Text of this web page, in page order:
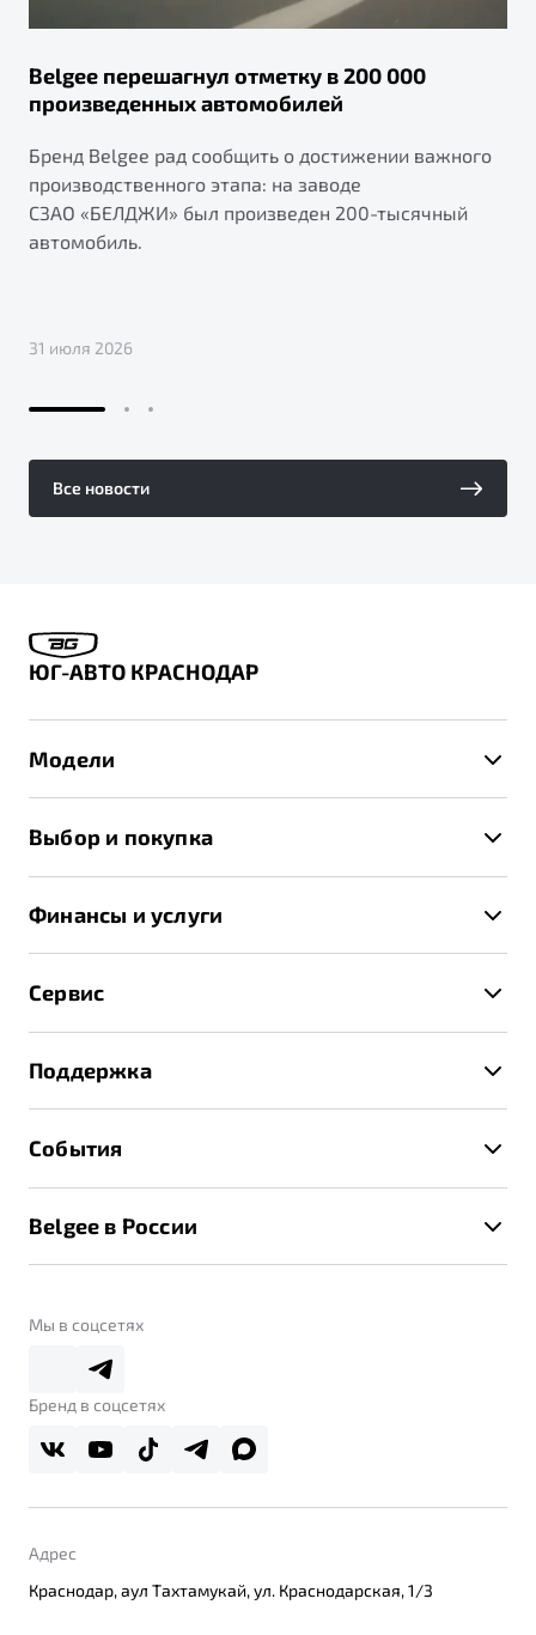
Belgee перешагнул отметку в 200 000
произведенных автомобилей
Бренд Belgee рад сообщить о достижении важного
производственного этапа: на заводе
СЗАО «БЕЛДЖИ» был произведен 200-тысячный
автомобиль.
31 июля 2026
Все новости
ЮГ-АВТО КРАСНОДАР
Модели
X70
Выбор и покупка
Записаться на тест-драйв
Получить предложение
Финансы и услуги
Страхование
Расчет КАСКО
Сервис
Техническое обслуживание
Калькулятор ТО
Поддержка
Помощь на дорогах
Belgee Линк
Belgee Плюс
Реферальная программа
События
Belgee в России
О дилерском центре
Правовая информация
Мы в соцсетях
Бренд в соцсетях
Адрес
Краснодар, аул Тахтамукай, ул. Краснодарская, 1/3